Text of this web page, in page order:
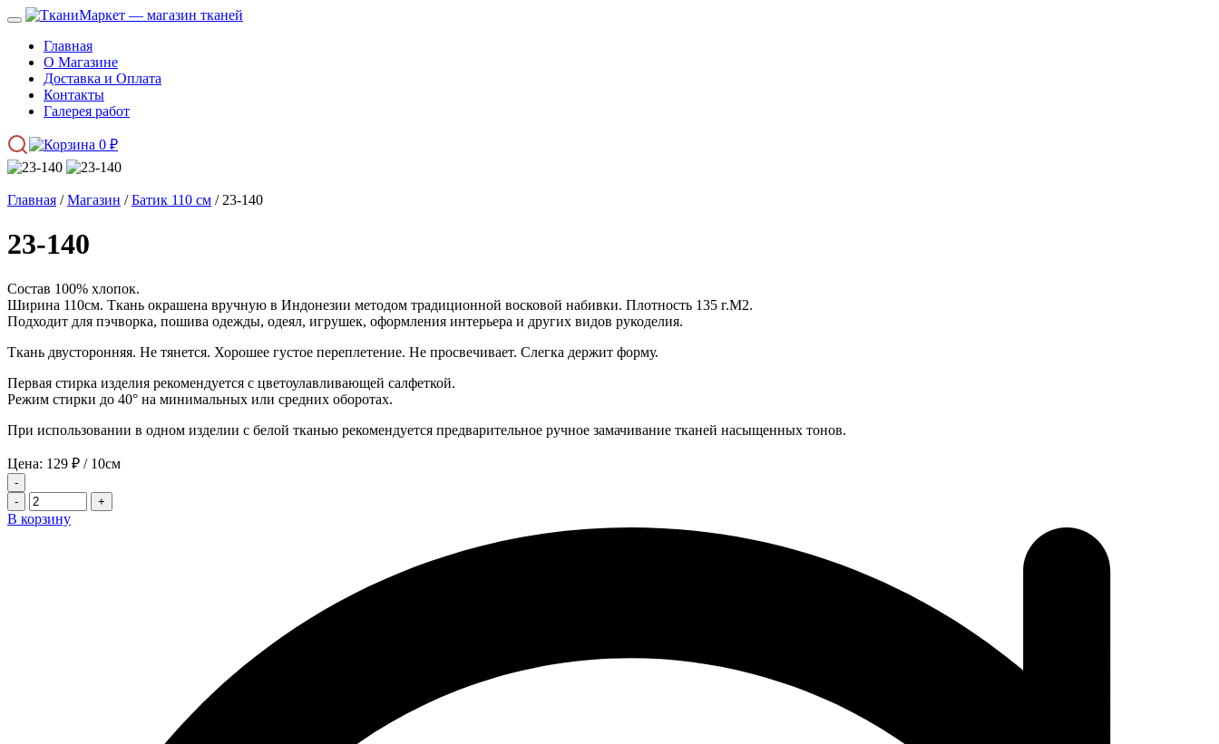
Главная
О Магазине
Доставка и Оплата
Контакты
Галерея работ
0 ₽
Главная /Магазин /Батик 110 см / 23-140
23-140
Состав 100% хлопок.
Ширина 110см. Ткань окрашена вручную в Индонезии методом традиционной восковой набивки. Плотность 135 г.М2.
Подходит для пэчворка, пошива одежды, одеял, игрушек, оформления интерьера и других видов рукоделия.
Ткань двусторонняя. Не тянется. Хорошее густое переплетение. Не просвечивает. Слегка держит форму.
Первая стирка изделия рекомендуется с цветоулавливающей салфеткой.
Режим стирки до 40° на минимальных или средних оборотах.
При использовании в одном изделии с белой тканью рекомендуется предварительное ручное замачивание тканей насыщенных тонов.
Цена: 129 ₽ / 10см
-
-
+
В корзину